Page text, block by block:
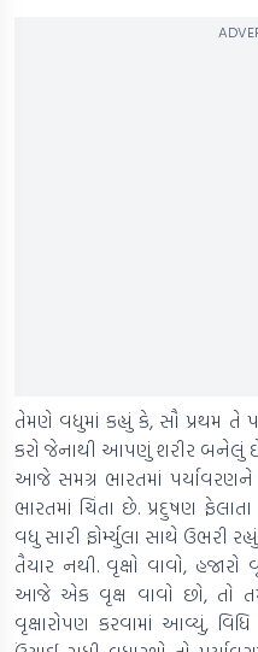
તેમણે વધુમાં કહ્યું કે, સૌ પ્રથમ તે
કરો જેનાથી આપણું શરીર બનેલું
આજે સમગ્ર ભારતમાં
ભારતમાં ચિંતા છે. પ્રદુષણ
વધુ સારી ફોર્મ્યુલા સાથે ઉભરી
તૈયાર નથી. વૃક્ષો વાવો,
આજે એક વૃક્ષ વાવો છો, તો
વૃક્ષારોપણ કરવામાં આવ્યું,